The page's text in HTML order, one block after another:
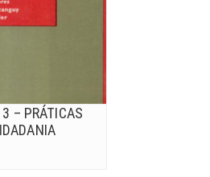
– PRÁTICAS